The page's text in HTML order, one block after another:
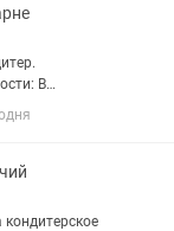
В
Tortishnaya
(опыт в
кондитерское